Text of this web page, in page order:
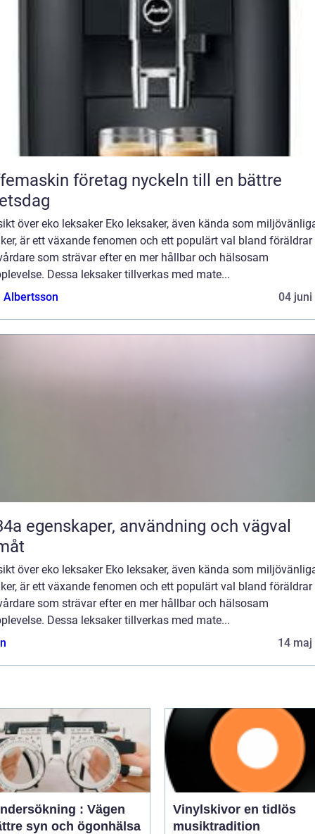
företag nyckeln till en bättre
över eko leksaker Eko leksaker, även kända som
är ett växande fenomen och ett populärt val bland föräldrar
som strävar efter en mer hållbar och hälsosam
Dessa leksaker tillverkas med mate...
Albertsson
04 juni
och vägval
över eko leksaker Eko leksaker, även kända som
är ett växande fenomen och ett populärt val bland föräldrar
som strävar efter en mer hållbar och hälsosam
Dessa leksaker tillverkas med mate...
14 maj
: Vägen
syn och ögonhälsa
Vinylskivor en tidlös
musiktradition